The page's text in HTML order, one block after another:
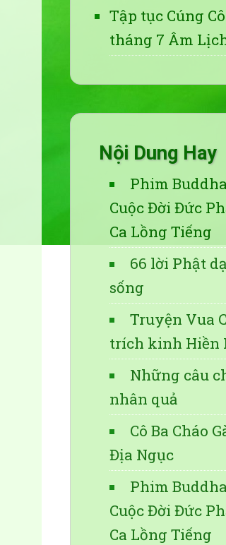
Tập tục Cúng
tháng 7 Âm
Nội Dung Hay
Phim
Cuộc Đời Đức
Ca Lồng Tiếng
66 lời Phật
sống
Truyện Vua
trích kinh Hiền
Những câu
nhân quả
Cô Ba Cháo
Địa Ngục
Phim
Cuộc Đời Đức
Ca Lồng Tiếng